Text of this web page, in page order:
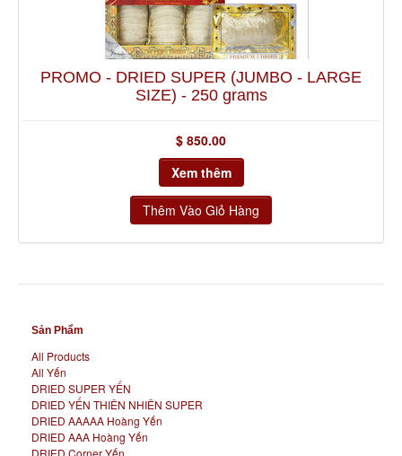
PROMO - DRIED SUPER (JUMBO - LARGE
SIZE) - 250 grams
$ 850.00
Xem thêm
Sản Phẩm
All Products
All Yến
DRIED SUPER YẾN
DRIED YẾN THIÊN NHIÊN SUPER
DRIED AAAAA Hoàng Yến
DRIED AAA Hoàng Yến
DRIED Corner Yến